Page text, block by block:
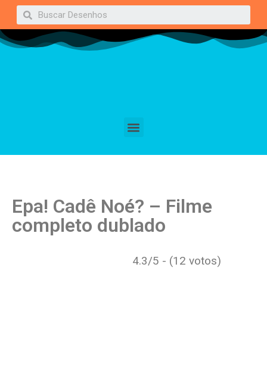
Epa! Cadê Noé? – Filme
completo dublado
4.3/5 - (12 votos)